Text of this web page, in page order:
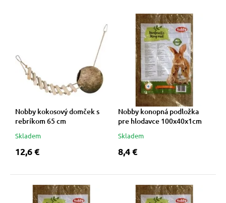
so psom
podložky
poukazy
Nobby kokosový domček s
rebríkom 65 cm
Skladem
12,6 €
Nobby konopná podložka
pre hlodavce 100x40x1cm
Skladem
8,4 €